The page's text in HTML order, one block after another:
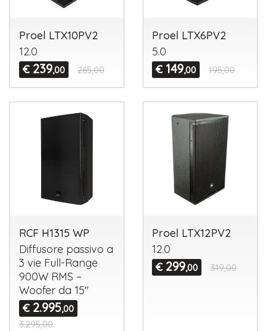
Proel LTX10PV2
12.0
€ 239,00 265,00
Proel LTX6PV2
5.0
€ 149,00 195,00
RCF H1315 WP
Diffusore passivo a
3 vie Full-Range
900W RMS –
Woofer da 15"
€ 2.995,00
3.295,00
Proel LTX12PV2
12.0
€ 299,00 319,00